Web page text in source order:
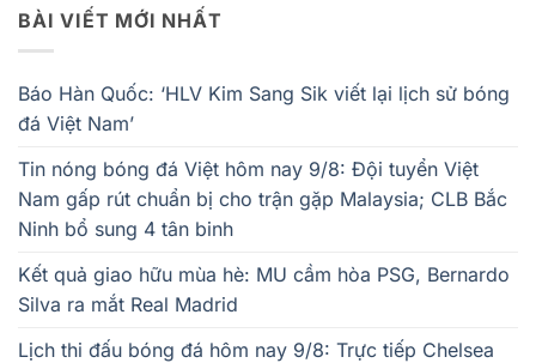
BÀI VIẾT MỚI NHẤT
Báo Hàn Quốc: ‘HLV Kim Sang Sik viết lại lịch sử bóng
đá Việt Nam’
Tin nóng bóng đá Việt hôm nay 9/8: Đội tuyển Việt
Nam gấp rút chuẩn bị cho trận gặp Malaysia; CLB Bắc
Ninh bổ sung 4 tân binh
Kết quả giao hữu mùa hè: MU cầm hòa PSG, Bernardo
Silva ra mắt Real Madrid
Lịch thi đấu bóng đá hôm nay 9/8: Trực tiếp Chelsea